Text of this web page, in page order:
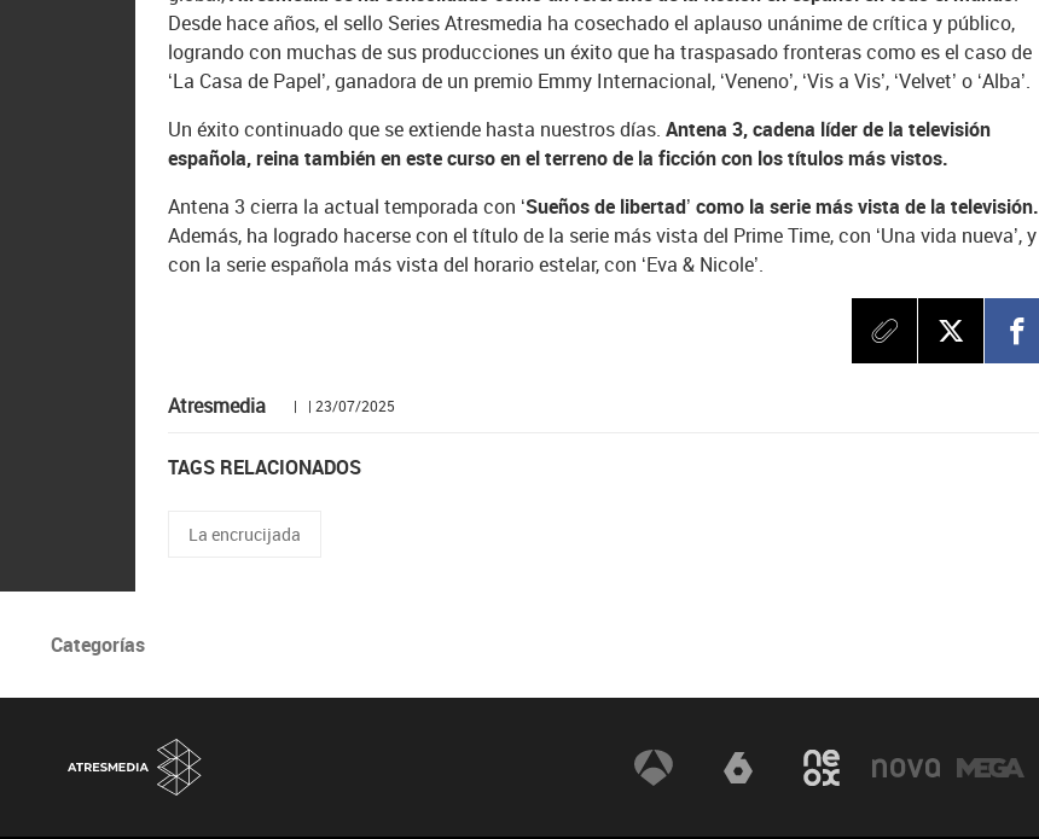
Desde hace años, el sello Series Atresmedia ha cosechado el aplauso unánime de crítica y público,
logrando con muchas de sus producciones un éxito que ha traspasado fronteras como es el caso de
‘La Casa de Papel’, ganadora de un premio Emmy Internacional, ‘Veneno’, ‘Vis a Vis’, ‘Velvet’ o ‘Alba’.
Un éxito continuado que se extiende hasta nuestros días.Antena 3, cadena líder de la televisión
española, reina también en este curso en el terreno de la ficción con los títulos más vistos.
Antena 3 cierra la actual temporada con ‘Sueños de libertad’ como la serie más vista de la televisión.
Además, ha logrado hacerse con el título de la serie más vista del Prime Time, con ‘Una vida nueva’, y
con la serie española más vista del horario estelar, con ‘Eva & Nicole’.
Atresmedia | | 23/07/2025
TAGS RELACIONADOS
La encrucijada
Categorías